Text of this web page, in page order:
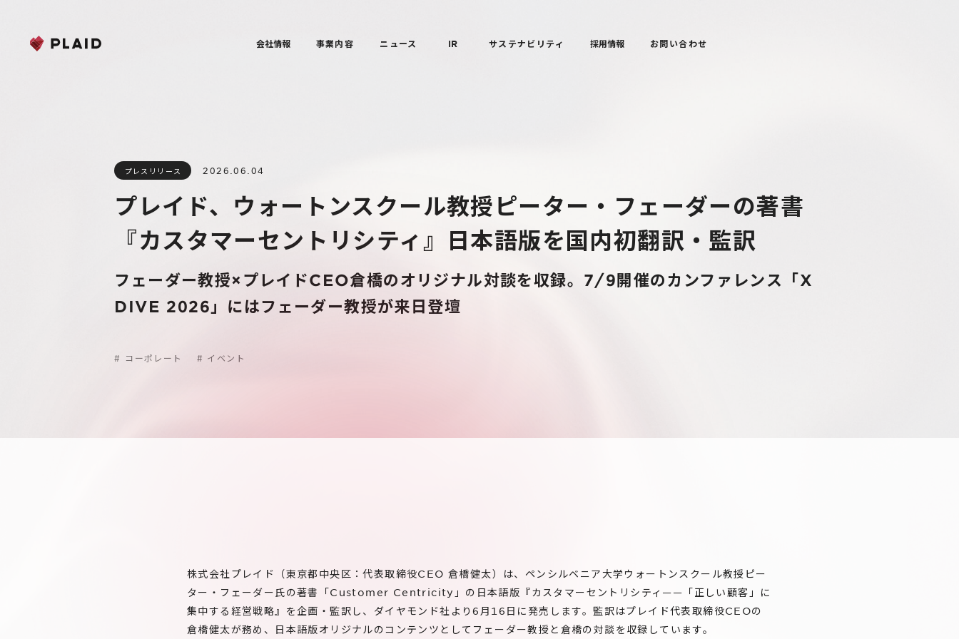
会社情報 事業内容 ニュース IR サステナビリティ 採用情報 お問い合わせ
プレスリリース 2026.06.04
プレイド、ウォートンスクール教授ピーター・フェーダーの著書
『カスタマーセントリシティ』日本語版を国内初翻訳・監訳
フェーダー教授×プレイドCEO倉橋のオリジナル対談を収録。7/9開催のカンファレンス「X
DIVE 2026」にはフェーダー教授が来日登壇
# コーポレート # イベント
株式会社プレイド（東京都中央区：代表取締役CEO 倉橋健太）は、ペンシルベニア大学ウォートンスクール教授ピー
ター・フェーダー氏の著書「Customer Centricity」の日本語版『カスタマーセントリシティ——「正しい顧客」に
集中する経営戦略』を企画・監訳し、ダイヤモンド社より6月16日に発売します。監訳はプレイド代表取締役CEOの
倉橋健太が務め、日本語版オリジナルのコンテンツとしてフェーダー教授と倉橋の対談を収録しています。